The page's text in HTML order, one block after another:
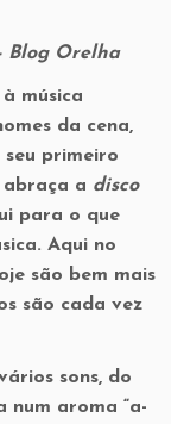
Blog Orelha
música
da cena,
seu primeiro
a disco
para o que
Aqui no
são bem mais
são cada vez
sons, do
num aroma “a-